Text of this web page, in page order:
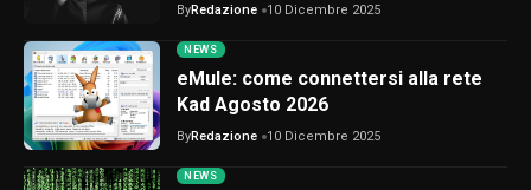
ByRedazione 10 Dicembre 2025
NEWS
eMule: come connettersi alla rete
Kad Agosto 2026
ByRedazione 10 Dicembre 2025
NEWS